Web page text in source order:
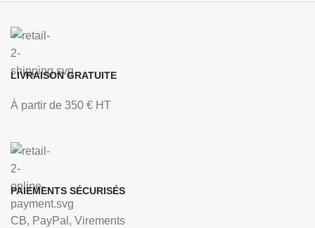
LIVRAISON GRATUITE
À partir de 350 € HT
PAIEMENTS SÉCURISÉS
CB, PayPal, Virements